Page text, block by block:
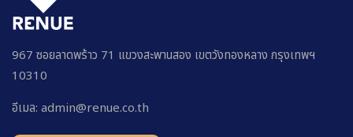
967 ซอยลาดพร้าว 71 แขวงสะพานสอง เขตวังทองหลาง กรุงเทพฯ
10310
อีเมล: admin@renue.co.th